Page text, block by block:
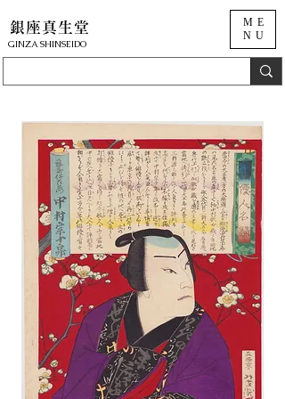
ME
NU
銀座真生堂
​GINZA SHINSEIDO